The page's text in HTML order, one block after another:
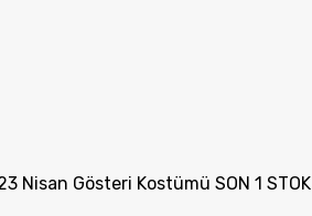
Nisan Gösteri Kostümü SON 1 STOK